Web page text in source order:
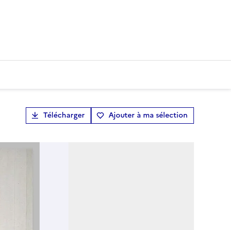
Télécharger Ajouter à ma sélection